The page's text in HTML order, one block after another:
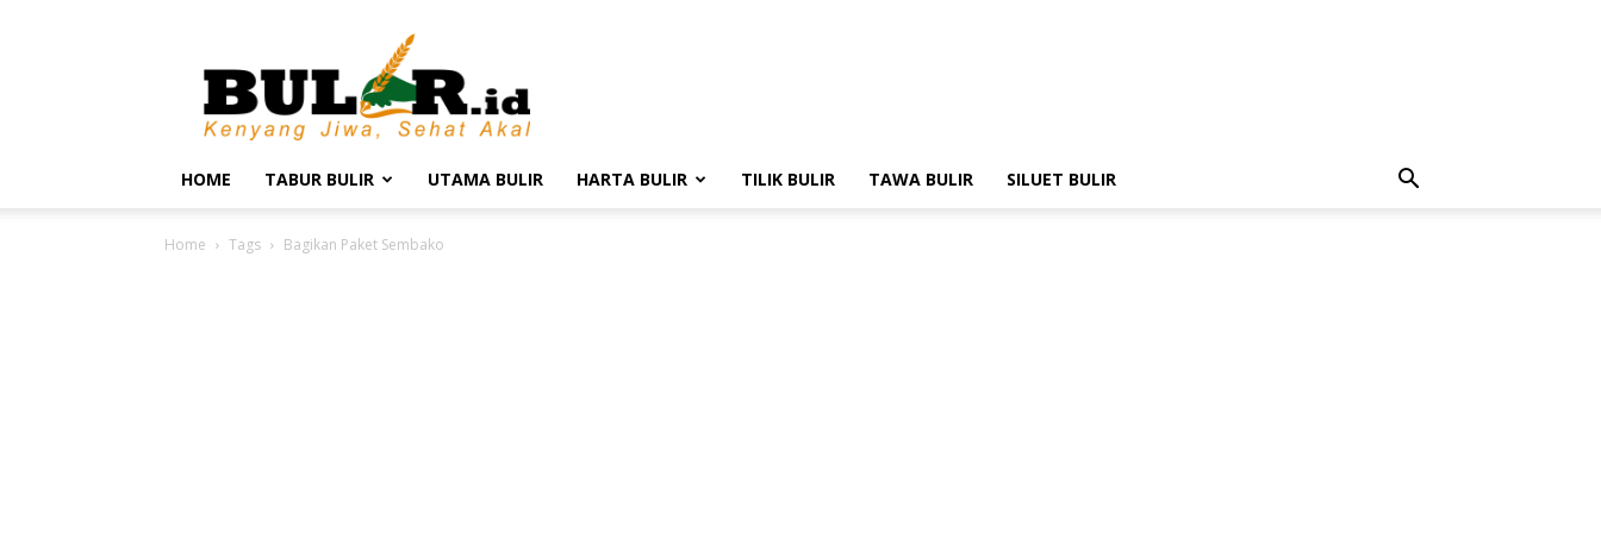
BULIR.ID
Kenyang
Jiwa,
Sehat
Akal
HOME TABUR BULIR UTAMA BULIR HARTA BULIR TILIK BULIR TAWA BULIR SILUET BULIR
Home Tags Bagikan Paket Sembako